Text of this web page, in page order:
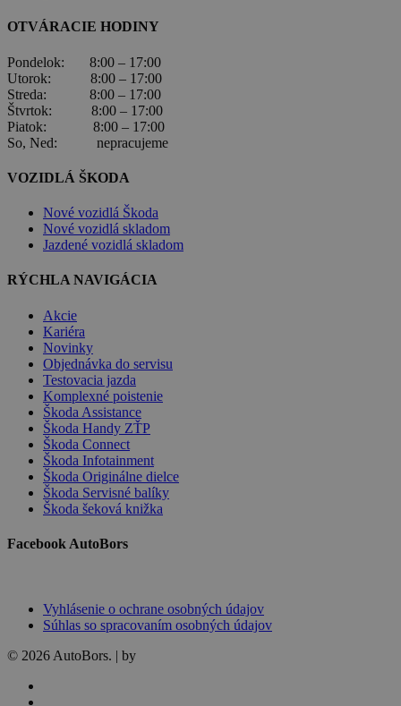
OTVÁRACIE HODINY
Pondelok: 8:00 – 17:00
Utorok: 8:00 – 17:00
Streda: 8:00 – 17:00
Štvrtok: 8:00 – 17:00
Piatok: 8:00 – 17:00
So, Ned: nepracujeme
VOZIDLÁ ŠKODA
Nové vozidlá Škoda
Nové vozidlá skladom
Jazdené vozidlá skladom
RÝCHLA NAVIGÁCIA
Akcie
Kariéra
Novinky
Objednávka do servisu
Testovacia jazda
Komplexné poistenie
Škoda Assistance
Škoda Handy ZŤP
Škoda Connect
Škoda Infotainment
Škoda Originálne dielce
Škoda Servisné balíky
Škoda šeková knižka
Facebook AutoBors
Vyhlásenie o ochrane osobných údajov
Súhlas so spracovaním osobných údajov
© 2026 AutoBors. | by